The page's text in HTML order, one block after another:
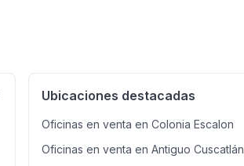
Ubicaciones destacadas
Oficinas en venta en Colonia Escalon
Oficinas en venta en Antiguo Cuscatlán